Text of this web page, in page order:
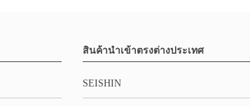
สินค้านำเข้าตรงต่างประเทศ
SEISHIN